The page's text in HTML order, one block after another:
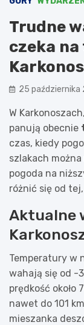
Trudne
czeka
25 października
W
panują obecnie
czas, kiedy
szlakach
pogoda na
różnić się od
Aktualne
Temperatury w
wahają się od -
prędkość około
nawet do 101
mieszanka